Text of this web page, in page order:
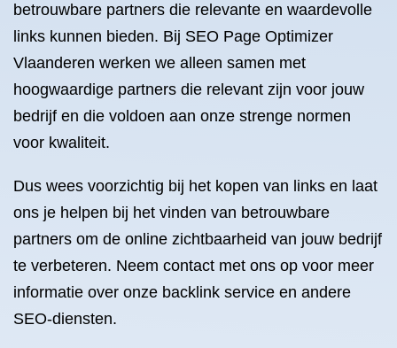
betrouwbare partners die relevante en waardevolle
links kunnen bieden. Bij SEO Page Optimizer
Vlaanderen werken we alleen samen met
hoogwaardige partners die relevant zijn voor jouw
bedrijf en die voldoen aan onze strenge normen
voor kwaliteit.
Dus wees voorzichtig bij het kopen van links en laat
ons je helpen bij het vinden van betrouwbare
partners om de online zichtbaarheid van jouw bedrijf
te verbeteren. Neem contact met ons op voor meer
informatie over onze backlink service en andere
SEO-diensten.